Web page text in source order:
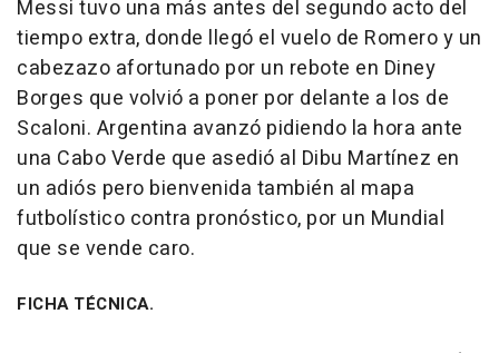
Messi tuvo una más antes del segundo acto del
tiempo extra, donde llegó el vuelo de Romero y un
cabezazo afortunado por un rebote en Diney
Borges que volvió a poner por delante a los de
Scaloni. Argentina avanzó pidiendo la hora ante
una Cabo Verde que asedió al Dibu Martínez en
un adiós pero bienvenida también al mapa
futbolístico contra pronóstico, por un Mundial
que se vende caro.
FICHA TÉCNICA.